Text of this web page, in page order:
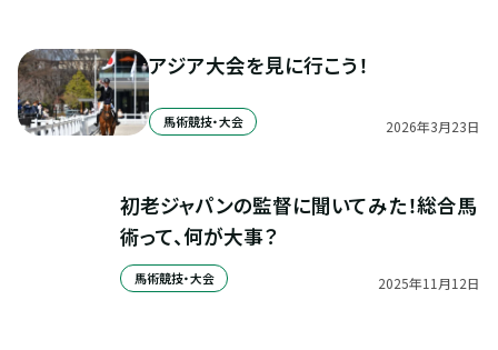
アジア大会を見に行こう！
馬術競技・大会 2026年3月23日
初老ジャパンの監督に聞いてみた！総合馬
術って、何が大事？
馬術競技・大会 2025年11 月12日